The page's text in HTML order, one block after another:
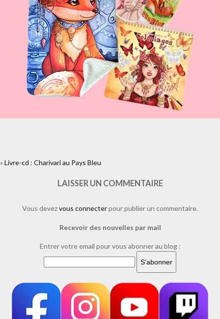
https://www.facebook.com/plugins/like.php?
illustrations.com%2F2016%2F05%2Flivre-cd-charivari-au-pays-
«Livre-cd : Charivari au Pays Bleu
LAISSER UN COMMENTAIRE
Vous devezvous connecterpour publier un commentaire.
Recevoir des nouvelles par mail
Entrer votre email pour vous abonner au blog :